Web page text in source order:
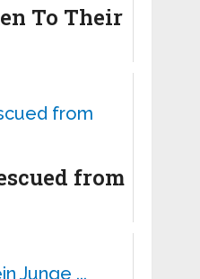
To Their
from